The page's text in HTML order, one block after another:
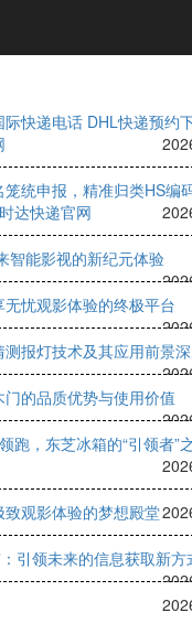
快递电话 DHL快递预约
统申报，精准归类HS编
达快递官网
智能影视的新纪元体验
忧观影体验的终极平台
报灯技术及其应用前景
的品质优势与使用价值
跑，东芝冰箱的“引领者”
观影体验的梦想殿堂
引领未来的信息获取新方